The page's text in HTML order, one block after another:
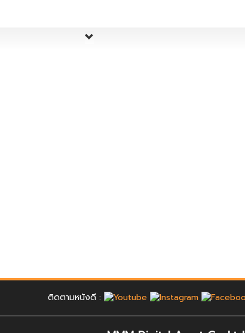
ติดตามหนังดี :